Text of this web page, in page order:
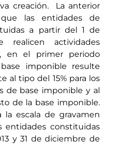
creación. La anterior
las entidades de
a partir del 1 de
actividades
en el primer periodo
imponible resulte
al tipo del 15% para los
de base imponible y al
de la base imponible.
la escala de gravamen
entidades constituidas
y 31 de diciembre de